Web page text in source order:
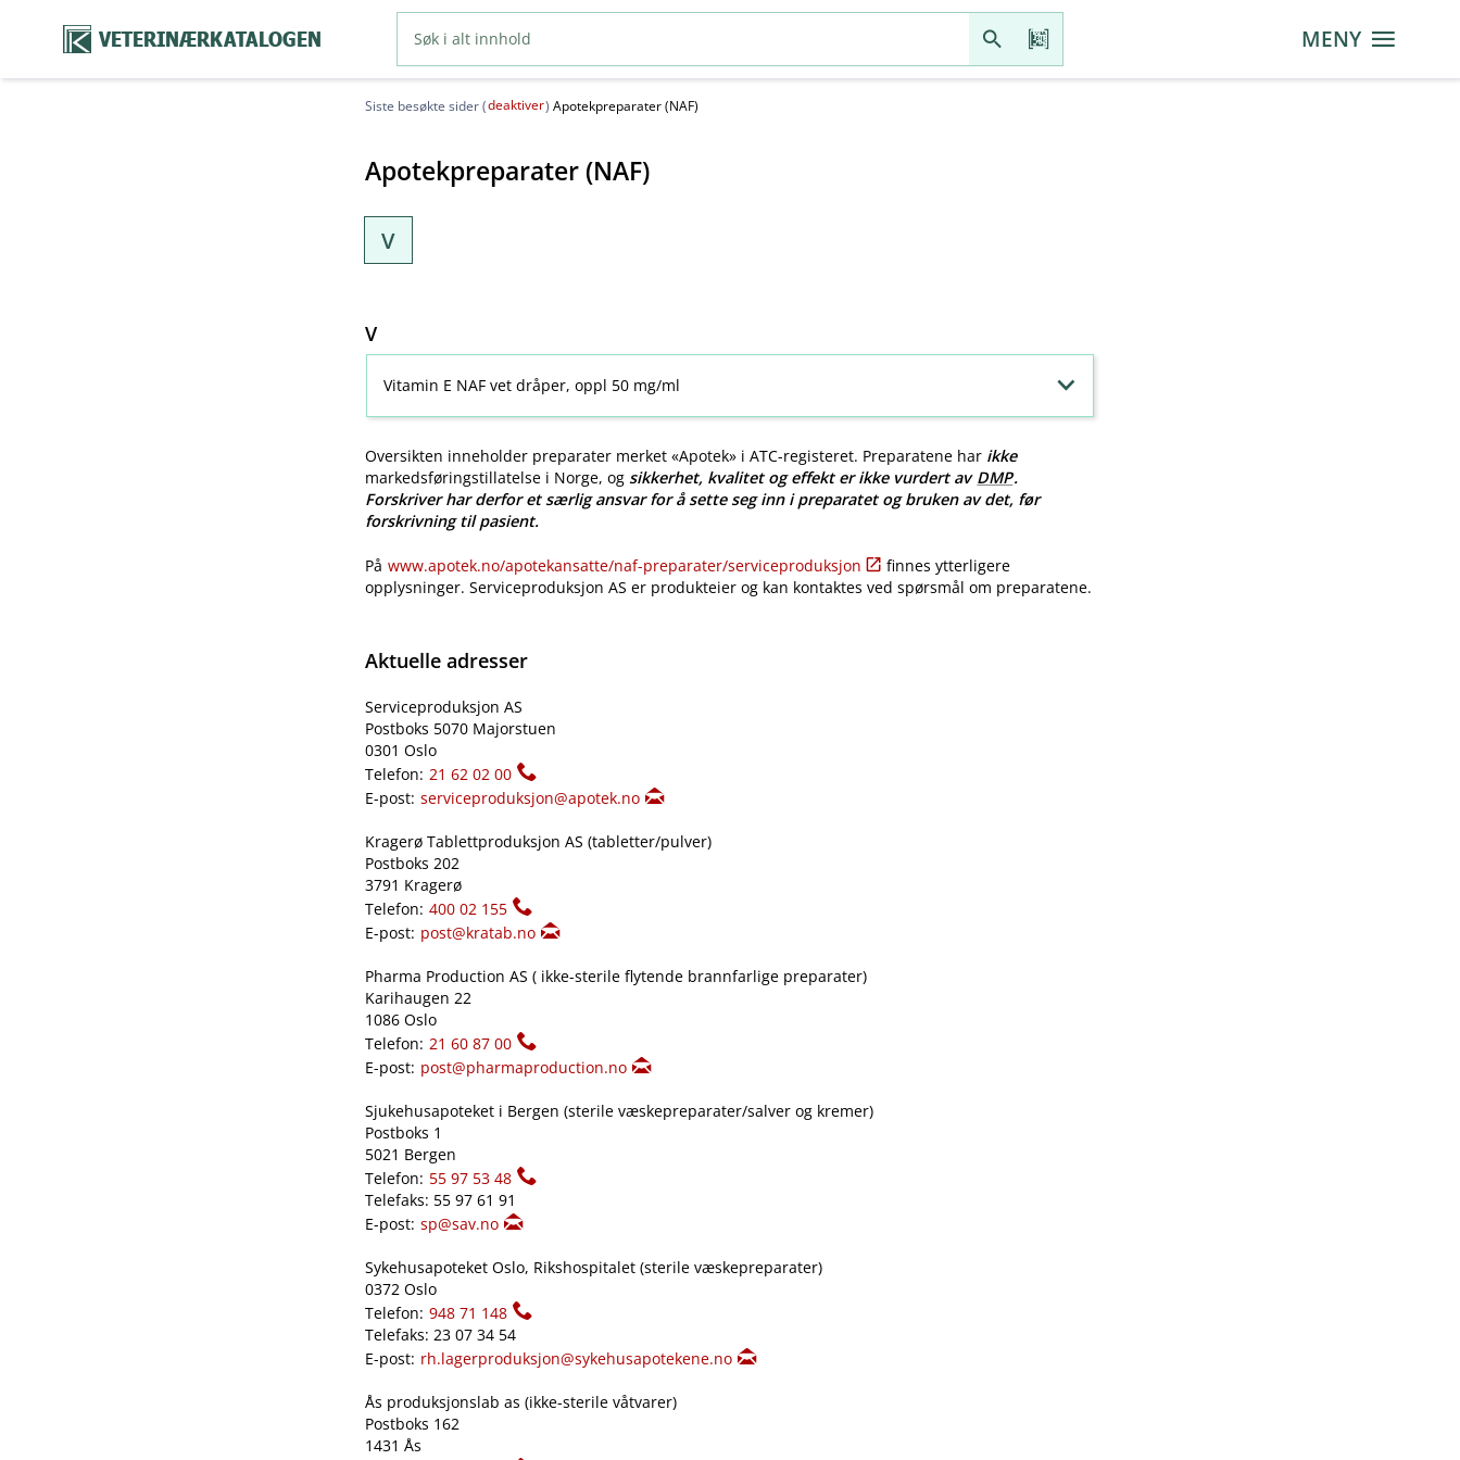
VETERINÆRKATALOGEN MENY
Siste besøkte sider (deaktiver) Apotekpreparater (NAF)
Apotekpreparater (NAF)
V
V
Vitamin E NAF vet dråper, oppl 50 mg/ml
Oversikten inneholder preparater merket «Apotek» i ATC-registeret. Preparatene har ikke
markedsføringstillatelse i Norge, ogsikkerhet, kvalitet og effekt er ikke vurdert av DMP.
Forskriver har derfor et særlig ansvar for å sette seg inn i preparatet og bruken av det, før
forskrivning til pasient.
På www.apotek.no​/​apotekansatte​/​naf-preparater​/​serviceproduksjon
finnes ytterligere
opplysninger. Serviceproduksjon AS er produkteier og kan kontaktes ved spørsmål om preparatene.
Aktuelle adresser
Serviceproduksjon AS
Postboks 5070 Majorstuen
0301 Oslo
Telefon: 21 62 02 00
E-post: serviceproduksjon@apotek.no
Kragerø Tablettproduksjon AS (tabletter​/​pulver)
Postboks 202
3791 Kragerø
Telefon: 400 02 155
E-post: post@kratab.no
Pharma Production AS ( ikke-sterile flytende brannfarlige preparater)
Karihaugen 22
1086 Oslo
Telefon: 21 60 87 00
E-post: post@pharmaproduction.no
Sjukehusapoteket i Bergen (sterile væskepreparater​/​salver og kremer)
Postboks 1
5021 Bergen
Telefon: 55 97 53 48
Telefaks: 55 97 61 91
E-post: sp@sav.no
Sykehusapoteket Oslo, Rikshospitalet (sterile væskepreparater)
0372 Oslo
Telefon: 948 71 148
Telefaks: 23 07 34 54
E-post: rh.lagerproduksjon@sykehusapotekene.no
Ås produksjonslab as (ikke-sterile våtvarer)
Postboks 162
1431 Ås